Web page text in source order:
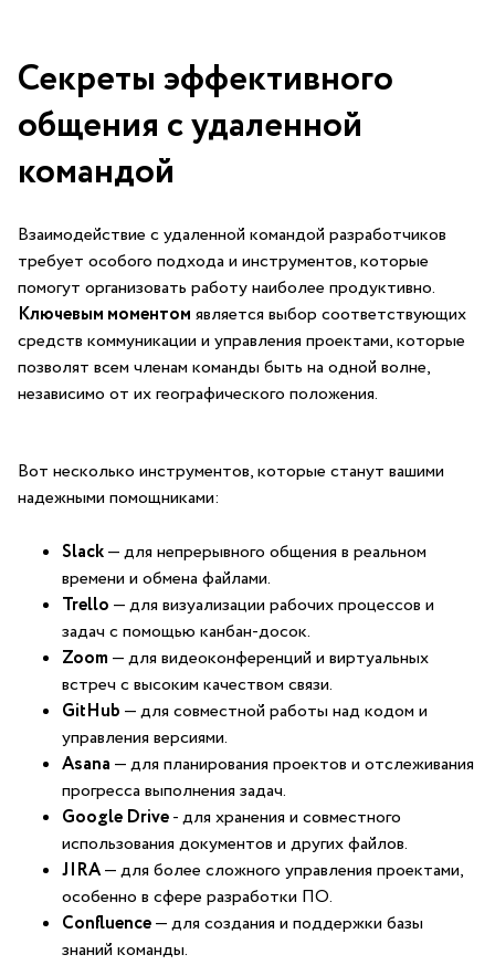
Секреты ​эффективного
общения с удаленной
командой
Взаимодействие с удаленной командой разработчиков
требует ⁤особого подхода и инструментов, которые‍
помогут ⁤организовать работу ‍наиболее продуктивно.
Ключевым моментом является выбор соответствующих
средств коммуникации и управления⁢ проектами, которые
позволят всем членам команды быть на одной волне,
независимо от их географического⁤ положения.
Вот несколько инструментов, которые станут вашими
надежными помощниками:
Slack— для непрерывного общения в реальном⁣
времени и обмена​ файлами.
Trello — для визуализации рабочих процессов и
задач с помощью канбан-досок.
Zoom — для видеоконференций и виртуальных
встреч с высоким качеством связи.
GitHub — для совместной работы над кодом и
⁢управления версиями.
Asana — для планирования проектов и отслеживания
прогресса выполнения задач.
Google Drive⁤- для⁢ хранения и совместного
использования документов и других файлов.
JIRA— для более сложного управления проектами,
особенно в сфере разработки ПО.
Confluence— для создания и поддержки базы⁤
знаний команды.